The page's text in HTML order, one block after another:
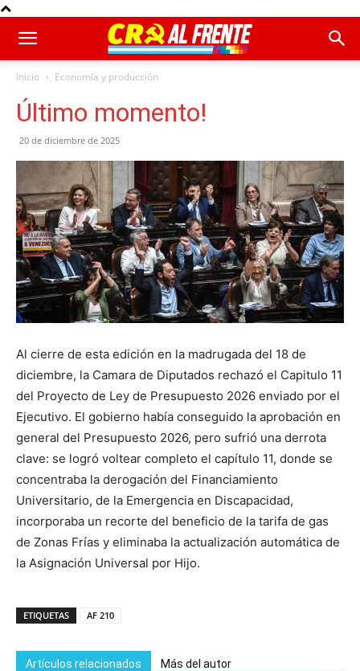
Inicio Economía y producción
Último momento!
20 de diciembre de 2025
Al cierre de esta edición en la madrugada del 18 de
diciembre, la Camara de Diputados rechazó el Capitulo 11
del Proyecto de Ley de Presupuesto 2026 enviado por el
Ejecutivo. El gobierno había conseguido la aprobación en
general del Presupuesto 2026, pero sufrió una derrota
clave: se logró voltear completo el capítulo 11, donde se
concentraba la derogación del Financiamiento
Universitario, de la Emergencia en Discapacidad,
incorporaba un recorte del beneficio de la tarifa de gas
de Zonas Frías y eliminaba la actualización automática de
la Asignación Universal por Hijo.
ETIQUETAS AF 210
Artículos relacionados Más del autor